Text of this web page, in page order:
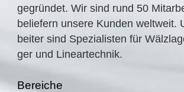
gegrün­det. Wir sind rund 50
belie­fern unsere Kunden weltweit.
bei­ter sind Spezia­lis­ten für
ger und Lineartechnik.
Berei­che